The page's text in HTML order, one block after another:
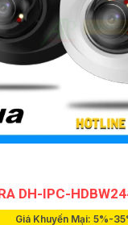
DH-IPC-
Giá Khuyến Mại: 5%-